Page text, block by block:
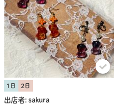
1日 2日
出店者: sakura